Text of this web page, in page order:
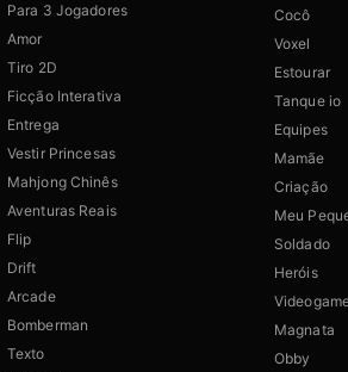
Para 3 Jogadores
Amor
Tiro 2D
Ficção Interativa
Entrega
Vestir Princesas
Mahjong Chinês
Aventuras Reais
Flip
Drift
Arcade
Bomberman
Texto
Cocô
Voxel
Estourar
Tanque io
Equipes
Mamãe
Criação
Meu
Soldado
Heróis
Magnata
Obby